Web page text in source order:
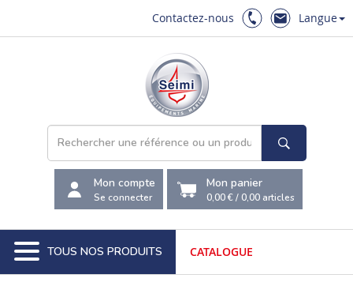
Contactez-nous Langue
Mon compte
Se connecter
Mon panier
0,00 €/0,00 articles
TOUS NOS PRODUITS CATALOGUE